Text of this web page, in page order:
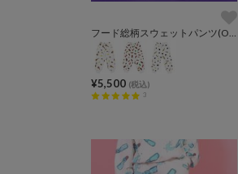
フード総柄スウェットパンツ(ONIGIRI_YAKINIKU_NATTO）
¥5,500 (税込)
3